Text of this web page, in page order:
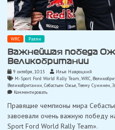
WRC Ралли
Важнейшая победа
Великобритании
9 октября, 10:15
Илья Навроцкий
M-Sport Ford World Rally Team,WRC,
Великобритании,Себастьен Ожье,Тeeму Сунинен,
Комментироватьon
победа
на
Ралли
Правящие чемпионы мира
завоевали очень важную победу
Sport Ford World Rally Team».